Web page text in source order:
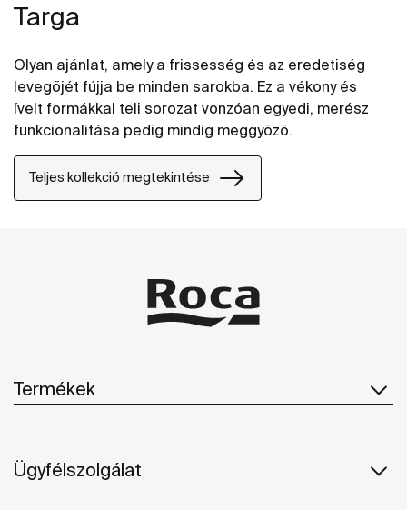
Targa
Olyan ajánlat, amely a frissesség és az eredetiség
levegőjét fújja be minden sarokba. Ez a vékony és
ívelt formákkal teli sorozat vonzóan egyedi, merész
funkcionalitása pedig mindig meggyőző.
Teljes kollekció megtekintése
Termékek
Ügyfélszolgálat